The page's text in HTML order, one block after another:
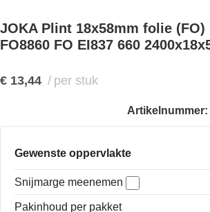
JOKA Plint 18x58mm folie (FO)
FO8860 FO EI837 660
€ 13,44 per stuk
Artikelnummer:
Gewenste oppervlakte
Snijmarge meenemen
Pakinhoud per pakket